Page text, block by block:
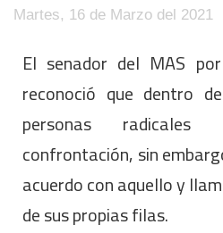
Martes, 16 de Marzo del 2021
El senador del MAS
reconoció que dentro
personas
confrontación, sin
acuerdo con aquello y
de sus propias filas.